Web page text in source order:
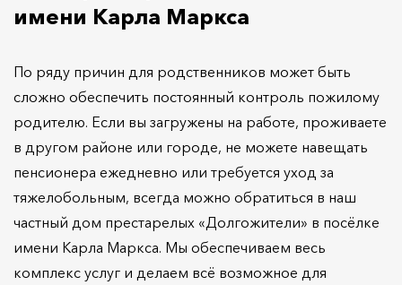
имени Карла Маркса
По ряду причин для родственников может быть
сложно обеспечить постоянный контроль пожилому
родителю. Если вы загружены на работе, проживаете
в другом районе или городе, не можете навещать
пенсионера ежедневно или требуется уход за
тяжелобольным, всегда можно обратиться в наш
частный дом престарелых «Долгожители» в посёлке
имени Карла Маркса. Мы обеспечиваем весь
комплекс услуг и делаем всё возможное для